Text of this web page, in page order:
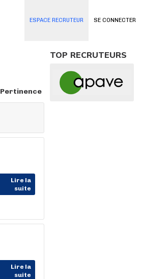
SE CONNECTER
ESPACE RECRUTEUR
Pertinence
Lire la
suite
Lire la
suite
TOP RECRUTEURS